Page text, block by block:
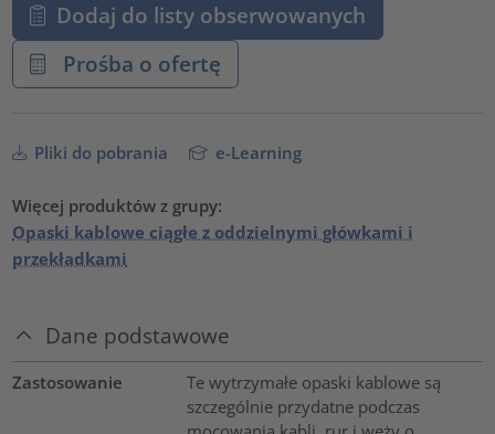
Dodaj do listy obserwowanych
Prośba o ofertę
Pliki do pobrania e-Learning
Więcej produktów z grupy:
Opaski kablowe ciągłe z oddzielnymi główkami i
przekładkami
Dane podstawowe
Zastosowanie
Te wytrzymałe opaski kablowe są
szczególnie przydatne podczas